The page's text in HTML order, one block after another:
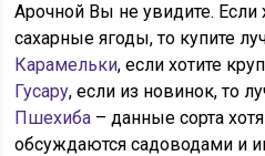
Арочной Вы не увидите. Если
сахарные ягоды, то купите
Карамельки, если хотите
Гусару, если из новинок, то
Пшехиба – данные сорта
обсуждаются садоводами и